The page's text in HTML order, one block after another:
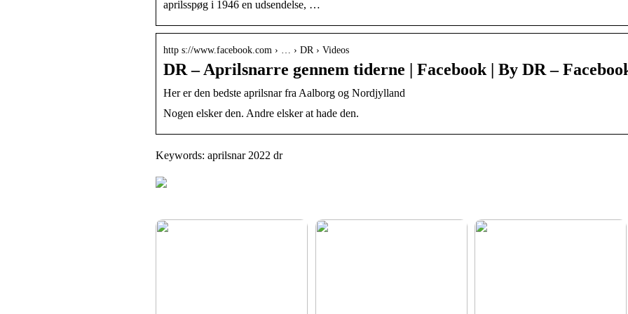
aprilsspøg i 1946 en udsendelse, …
http s://www.facebook.com › … › DR › Videos
DR – Aprilsnarre gennem tiderne | Facebook | By DR –
Her er den bedste aprilsnar fra Aalborg og Nordjylland
Nogen elsker den. Andre elsker at hade den.
Keywords: aprilsnar 2022 dr